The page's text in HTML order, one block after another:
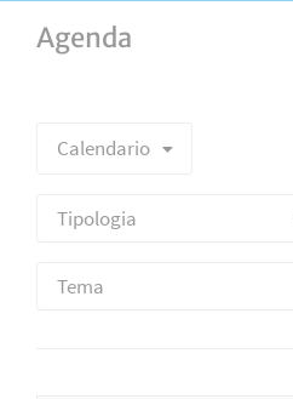
Agenda
Calendario